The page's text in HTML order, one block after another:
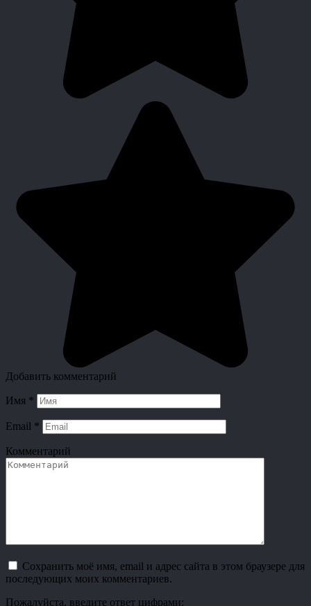
Добавить комментарий
Имя *
Email *
Комментарий
Сохранить моё имя, email и адрес сайта в этом браузере для
последующих моих комментариев.
Пожалуйста, введите ответ цифрами: